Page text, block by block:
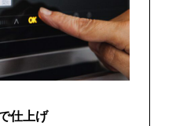
仕上げ